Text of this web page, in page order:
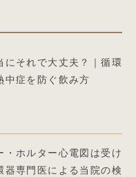
にそれで大丈夫？｜循環
中症を防ぐ飲み方
・ホルター心電図は受け
器専門医による当院の検